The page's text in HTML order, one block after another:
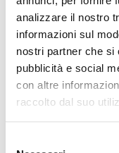
analizzare il nostro
informazioni sul
nostri partner che si
pubblicità e social
con altre
raccolto dal suo
proprio
necessarie per
opportunità e
Garantire un
digitali
Per la